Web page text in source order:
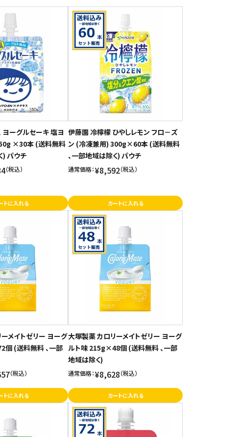
ヨーグルセーキ 塩ヨ
×30本 (送料無料
) パウチ
（税込）
トに入れる
伊藤園 冷檸檬 ひやしレモン フロ－ズ
ン (冷凍兼用) 300g×60本 (送料無料
、一部地域は除く) パウチ
通常価格：¥8,592（税込）
カートに入れる
メイトゼリー ヨーグ
(送料無料 、一部
（税込）
トに入れる
大塚製薬 カロリーメイトゼリー ヨーグ
ルト味 215g×48個 (送料無料 、一部
地域は除く)
通常価格：¥8,628（税込）
カートに入れる